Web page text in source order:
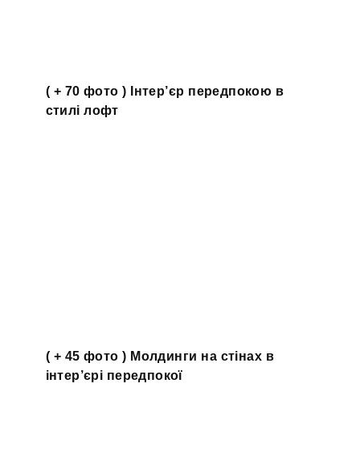
( + 70 фото ) Інтер’єр передпокою в
стилі лофт
( + 45 фото ) Молдинги на стінах в
інтер’єрі передпокої